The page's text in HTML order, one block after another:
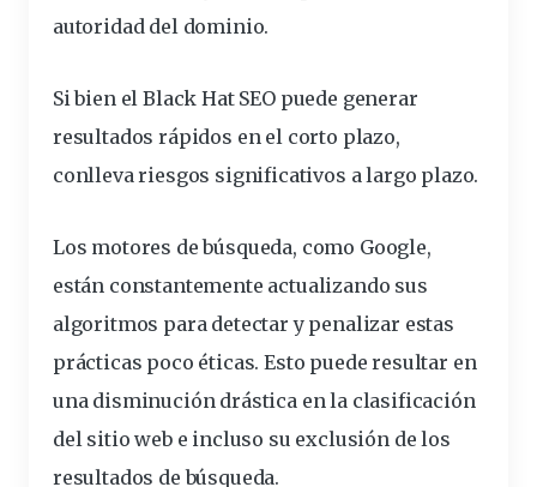
autoridad del dominio.
Si bien el Black Hat SEO puede generar
resultados rápidos en el corto plazo,
conlleva riesgos significativos a largo plazo.
Los motores de búsqueda, como Google,
están constantemente actualizando sus
algoritmos para detectar y penalizar estas
prácticas poco éticas. Esto puede resultar en
una disminución drástica en la clasificación
del sitio web e incluso su exclusión de los
resultados de búsqueda.